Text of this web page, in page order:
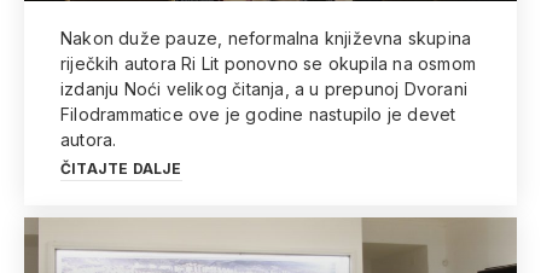
Nakon duže pauze, neformalna književna skupina
riječkih autora Ri Lit ponovno se okupila na osmom
izdanju Noći velikog čitanja, a u prepunoj Dvorani
Filodrammatice ove je godine nastupilo je devet
autora.
ČITAJTE DALJE